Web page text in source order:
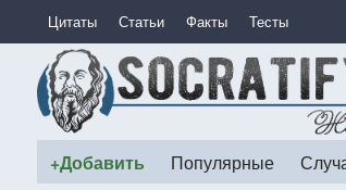
Цитаты Статьи Факты Тесты
+Добавить Популярные